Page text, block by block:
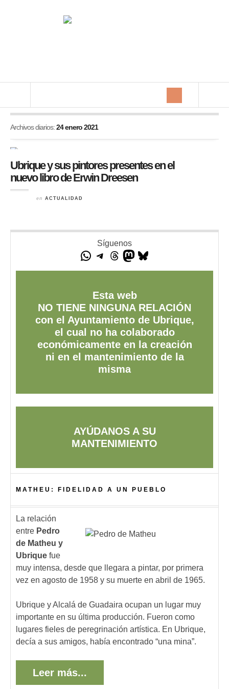
Archivos diarios:24 enero 2021
Ubrique y sus pintores presentes en el
nuevo libro de Erwin Dreesen
en ACTUALIDAD
Síguenos
Esta web
NO TIENE NINGUNA RELACIÓN
con el Ayuntamiento de Ubrique,
el cual no ha colaborado
económicamente en la creación
ni en el mantenimiento de la
misma
AYÚDANOS A SU
MANTENIMIENTO
MATHEU: FIDELIDAD A UN PUEBLO
La relación
entre Pedro
de Matheu y
Ubrique fue
muy intensa, desde que llegara a pintar, por primera
vez en agosto de 1958 y su muerte en abril de 1965.
Ubrique y Alcalá de Guadaira ocupan un lugar muy
importante en su última producción. Fueron como
lugares fieles de peregrinación artística. En Ubrique,
decía a sus amigos, había encontrado “una mina”.
Leer más...